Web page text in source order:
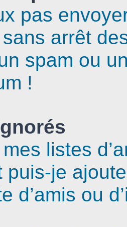
pas
arrêt
spam ou
!
listes
puis-je
d’amis ou